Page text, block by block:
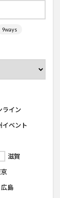
9ways
ライン
イベント
滋賀
広島